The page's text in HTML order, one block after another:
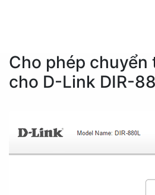
Cho phép chuyển
cho D-Link DIR-